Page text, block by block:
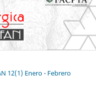
12(1) Enero - Febrero